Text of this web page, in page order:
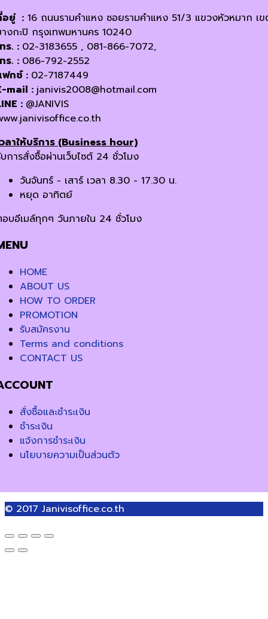
อยู่ : 16 ถนนรามคำแหง ซอยรามคำแหง 51/3 แขวงหัวหมาก เ
งกะปิ กรุงเทพมหานคร 10240
ร. : 02-3183655 , 081-866-7072,
ร. : 086-792-2552
กซ์ : 02-7187449
mail : janivis2008@hotmail.com
: @JANIVIS
ลาให้บริการ (Business hour)
การสั่งซื้อผ่านเว็บไซต์ 24 ชั่วโมง
วันจันทร์ - เสาร์ เวลา 8.30 - 17.30 น.
หยุด อาทิตย์
บอีเมล์ทุกๆ วันภายใน 24 ชั่วโมง
HOME
ABOUT US
HOW TO ORDER
PROMOTION
รับสมัครงาน
Terms and conditions
CONTACT US
สั่งซื้อและชำระเงิน
ชำระเงิน
แจ้งการชำระเงิน
นโยบายความเป็นส่วนตัว
© 2017 Janivisoffice.co.th